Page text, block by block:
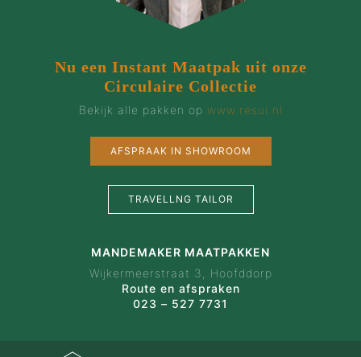
Nu een Instant Maatpak uit onze
Circulaire Collectie
Bekijk alle pakken op www.resui.nl
AFSPRAAK IN SHOWROOM
TRAVELLNG TAILOR
MANDEMAKER MAATPAKKEN
Wijkermeerstraat 3, Hoofddorp
Route en afspraken
023 – 527 7731